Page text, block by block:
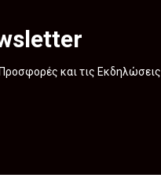
και τις Εκδηλώσεις